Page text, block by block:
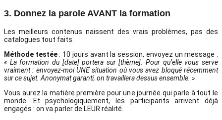
3. Donnez la parole AVANT la formation
Les meilleurs contenus naissent des vrais problèmes, pas des
catalogues tout faits.
Méthode testée: 10 jours avant la session, envoyez un message :
« La formation du [date] portera sur [thème]. Pour qu’elle vous serve
vraiment : envoyez-moi UNE situation où vous avez bloqué récemment
sur ce sujet. Anonymat garanti, on travaillera dessus ensemble. »
Vous aurez la matière première pour une journée qui parle à tout le
monde. Et psychologiquement, les participants arrivent déjà
engagés : on va parler de LEUR réalité.